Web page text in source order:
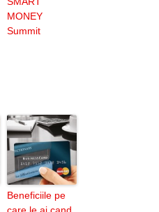
MONEY
Summit
Beneficiile pe